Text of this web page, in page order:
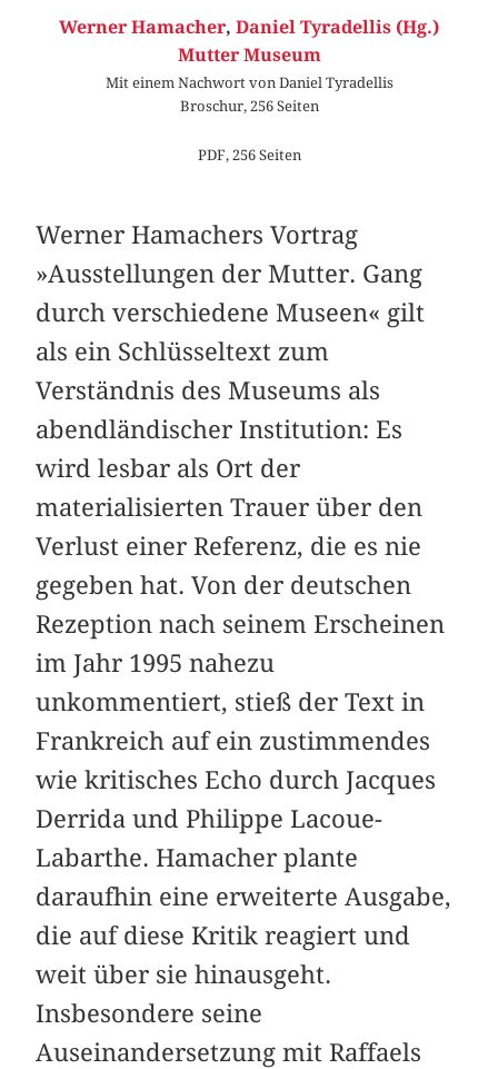
Werner Hamacher, Daniel Tyradellis (Hg.)
Mutter Museum
Mit einem Nachwort von Daniel Tyradellis
Broschur, 256 Seiten
PDF, 256 Seiten
Werner Hamachers Vortrag
»Ausstellungen der Mutter. Gang
durch verschiedene Museen« gilt
als ein Schlüsseltext zum
Verständnis des Museums als
abendländischer Institution: Es
wird lesbar als Ort der
materialisierten Trauer über den
Verlust einer Referenz, die es nie
gegeben hat. Von der deutschen
Rezeption nach seinem Erscheinen
im Jahr 1995 nahezu
unkommentiert, stieß der Text in
Frankreich auf ein zustimmendes
wie kritisches Echo durch Jacques
Derrida und Philippe Lacoue-
Labarthe. Hamacher plante
daraufhin eine erweiterte Ausgabe,
die auf diese Kritik reagiert und
weit über sie hinausgeht.
Insbesondere seine
Auseinandersetzung mit Raffaels